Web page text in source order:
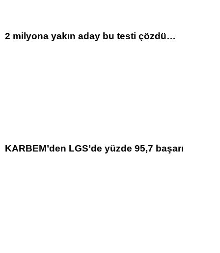
2 milyona yakın aday bu testi çözdü…
KARBEM’den LGS’de yüzde 95,7 başarı